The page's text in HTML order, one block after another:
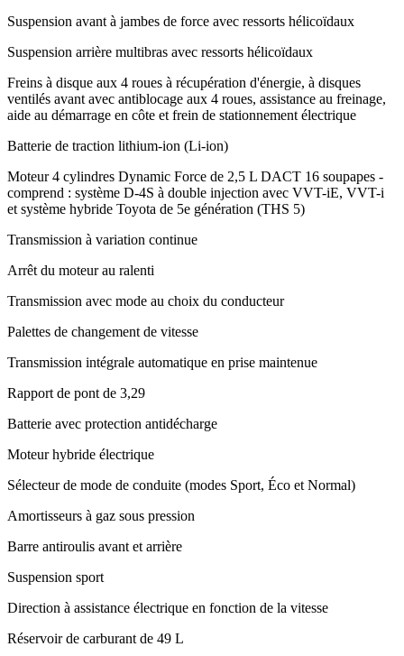
Suspension avant à jambes de force avec ressorts hélicoïdaux
Suspension arrière multibras avec ressorts hélicoïdaux
Freins à disque aux 4 roues à récupération d'énergie, à disques
ventilés avant avec antiblocage aux 4 roues, assistance au freinage,
aide au démarrage en côte et frein de stationnement électrique
Batterie de traction lithium-ion (Li-ion)
Moteur 4 cylindres Dynamic Force de 2,5 L DACT 16 soupapes -
comprend : système D-4S à double injection avec VVT-iE, VVT-i
et système hybride Toyota de 5e génération (THS 5)
Transmission à variation continue
Arrêt du moteur au ralenti
Transmission avec mode au choix du conducteur
Palettes de changement de vitesse
Transmission intégrale automatique en prise maintenue
Rapport de pont de 3,29
Batterie avec protection antidécharge
Moteur hybride électrique
Sélecteur de mode de conduite (modes Sport, Éco et Normal)
Amortisseurs à gaz sous pression
Barre antiroulis avant et arrière
Suspension sport
Direction à assistance électrique en fonction de la vitesse
Réservoir de carburant de 49 L